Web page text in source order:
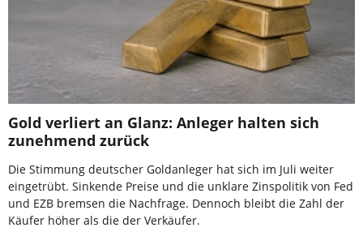
Gold verliert an Glanz: Anleger halten sich
zunehmend zurück
Die Stimmung deutscher Goldanleger hat sich im Juli weiter
eingetrübt. Sinkende Preise und die unklare Zinspolitik von Fed
und EZB bremsen die Nachfrage. Dennoch bleibt die Zahl der
Käufer höher als die der Verkäufer.